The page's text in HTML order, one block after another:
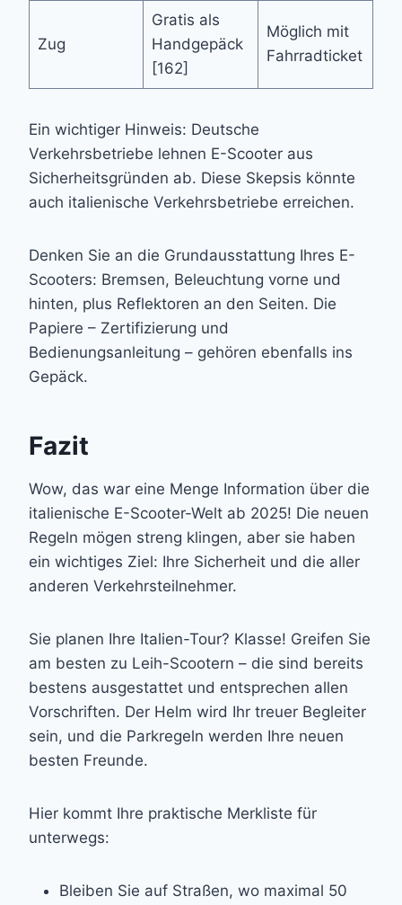
Zug
Gratis als
Handgepäck
[162]
Möglich mit
Fahrradticket
Ein wichtiger Hinweis: Deutsche
Verkehrsbetriebe lehnen E-Scooter aus
Sicherheitsgründen ab. Diese Skepsis könnte
auch italienische Verkehrsbetriebe erreichen.
Denken Sie an die Grundausstattung Ihres E-
Scooters: Bremsen, Beleuchtung vorne und
hinten, plus Reflektoren an den Seiten. Die
Papiere – Zertifizierung und
Bedienungsanleitung – gehören ebenfalls ins
Gepäck.
Fazit
Wow, das war eine Menge Information über die
italienische E-Scooter-Welt ab 2025! Die neuen
Regeln mögen streng klingen, aber sie haben
ein wichtiges Ziel: Ihre Sicherheit und die aller
anderen Verkehrsteilnehmer.
Sie planen Ihre Italien-Tour? Klasse! Greifen Sie
am besten zu Leih-Scootern – die sind bereits
bestens ausgestattet und entsprechen allen
Vorschriften. Der Helm wird Ihr treuer Begleiter
sein, und die Parkregeln werden Ihre neuen
besten Freunde.
Hier kommt Ihre praktische Merkliste für
unterwegs:
Bleiben Sie auf Straßen, wo maximal 50